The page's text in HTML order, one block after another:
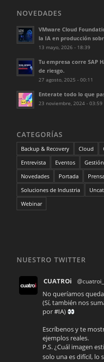
NOVEDADES
VMware Cloud
la IA en producción
13 mayo, 2026 - 18:39
Tu empresa corre SAP
de riesgo.
27 agosto, 2025 - 00:11
Enterate todo lo que
23 noviembre, 2024 - 03:59
CATEGORÍAS
Backup & Recovery Cloud
Entrevista
Eventos Gestión
Novedades
Portada
Soluciones de Industria
Webinar
NUESTRO TWITTER
CUATROi
No queríamos
(Sí, también nos
por#IA)
Escríbenos y te
ejemplos reales.
P.S. ¿Cuál imagen
solo una es difícil, lo